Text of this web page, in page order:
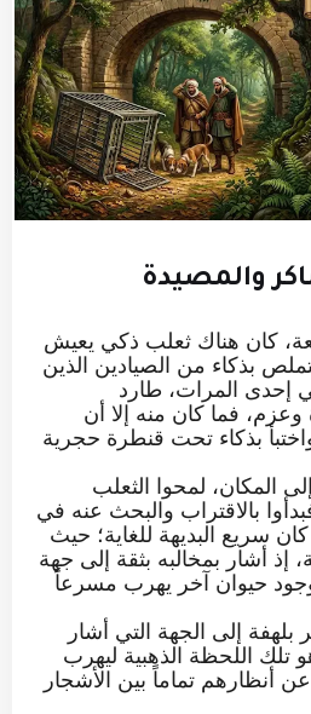
والمصيدة
كان هناك ثعلب ذكي يعيش
بذكاء من الصيادين الذين
إحدى المرات، طارد
فما كان منه إلا أن
بذكاء تحت قنطرة حجرية
المكان، لمحوا الثعلب
بالاقتراب والبحث عنه في
سريع البديهة للغاية؛ حيث
إذ أشار بمخالبه بثقة إلى جهة
حيوان آخر يهرب مسرعاً
بلهفة إلى الجهة التي أشار
تلك اللحظة الذهبية ليهرب
أنظارهم تماماً بين الأشجار